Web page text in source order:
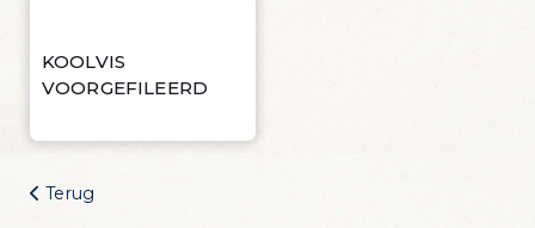
Wijn Fishwives Merlot
Wijn Fishwives Rose
Wijn Les Rochers Catharaes Chardonnay
Wijn Tonno Syrah
KOOLVIS
VOORGEFILEERD
Terug